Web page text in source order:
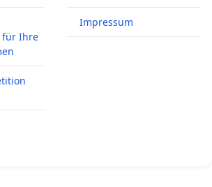
für Ihre
Impressum